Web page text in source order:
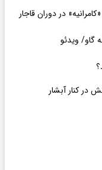
در دوران قاجار
گاو/ ویدئو
در کنار آبشار